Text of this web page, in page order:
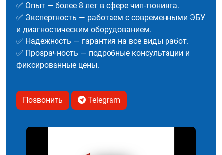
✅ Опыт — более 8 лет в сфере чип-тюнинга.
✅ Экспертность — работаем с современными ЭБУ
и диагностическим оборудованием.
✅ Надежность — гарантия на все виды работ.
✅ Прозрачность — подробные консультации и
фиксированные цены.
Позвонить Telegram